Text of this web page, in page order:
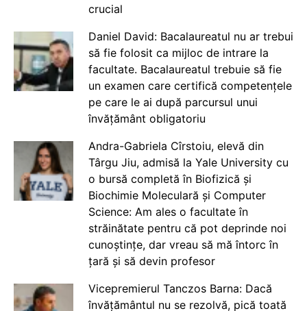
crucial
Daniel David: Bacalaureatul nu ar trebui
să fie folosit ca mijloc de intrare la
facultate. Bacalaureatul trebuie să fie
un examen care certifică competențele
pe care le ai după parcursul unui
învățământ obligatoriu
Andra-Gabriela Cîrstoiu, elevă din
Târgu Jiu, admisă la Yale University cu
o bursă completă în Biofizică și
Biochimie Moleculară și Computer
Science: Am ales o facultate în
străinătate pentru că pot deprinde noi
cunoștințe, dar vreau să mă întorc în
țară și să devin profesor
Vicepremierul Tanczos Barna: Dacă
învățământul nu se rezolvă, pică toată